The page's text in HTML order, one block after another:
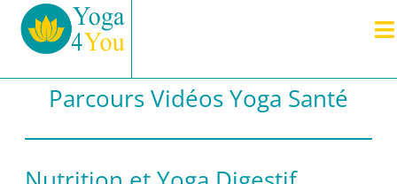
Parcours Vidéos Yoga Santé